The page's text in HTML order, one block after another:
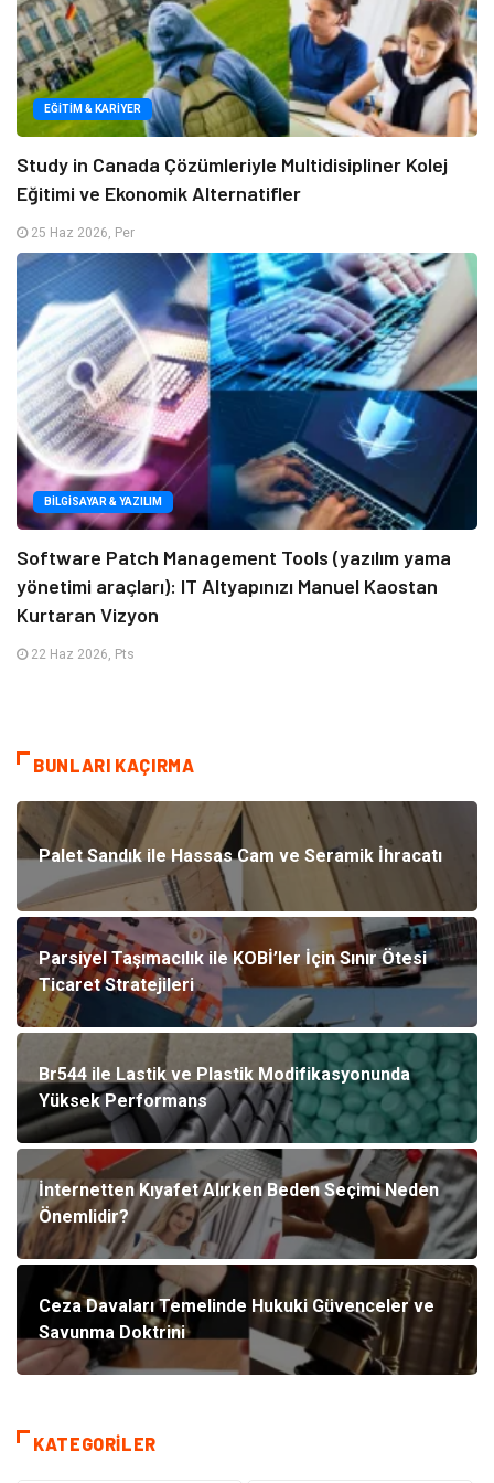
EĞITIM & KARIYER
Study in Canada Çözümleriyle Multidisipliner Kolej
Eğitimi ve Ekonomik Alternatifler
25 Haz 2026, Per
BILGISAYAR & YAZILIM
Software Patch Management Tools (yazılım yama
yönetimi araçları): IT Altyapınızı Manuel Kaostan
Kurtaran Vizyon
22 Haz 2026, Pts
BUNLARI KAÇIRMA
Palet Sandık ile Hassas Cam ve Seramik İhracatı
Parsiyel Taşımacılık ile KOBİ’ler İçin Sınır Ötesi
Ticaret Stratejileri
Br544 ile Lastik ve Plastik Modifikasyonunda
Yüksek Performans
İnternetten Kıyafet Alırken Beden Seçimi Neden
Önemlidir?
Ceza Davaları Temelinde Hukuki Güvenceler ve
Savunma Doktrini
KATEGORILER